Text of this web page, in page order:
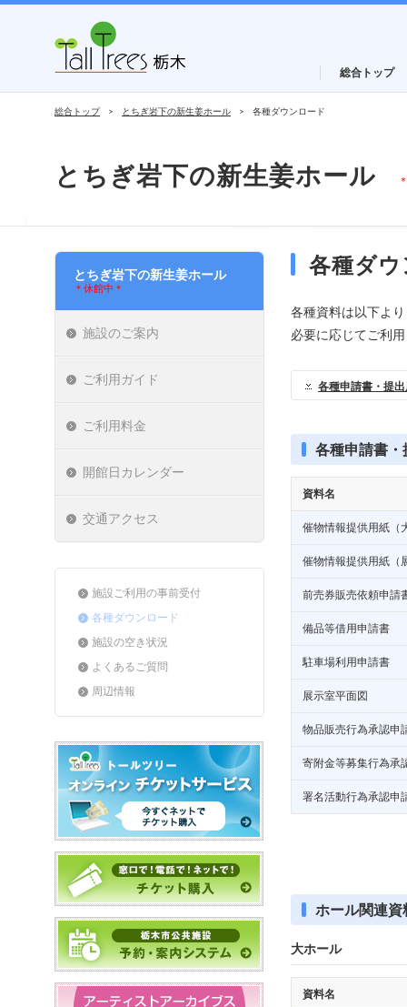
総合トップ
総合トップ とちぎ岩下の新生姜ホール 各種ダウンロード
とちぎ岩下の新生姜ホール
各種ダ
各種資料は以下よ
必要に応じてご利
各種申請書・提
各種申請書・
資料名
催物情報提供用紙（
催物情報提供用紙（
前売券販売依頼申請
備品等借用申請書
駐車場利用申請書
展示室平面図
物品販売行為承認申
寄附金等募集行為承
署名活動行為承認申
ホール関連資
大ホール
資料名
とちぎ岩下の新生姜ホール
＊休館中＊
施設のご案内
ご利用ガイド
ご利用料金
開館日カレンダー
交通アクセス
施設ご利用の事前受付
各種ダウンロード
施設の空き状況
よくあるご質問
周辺情報